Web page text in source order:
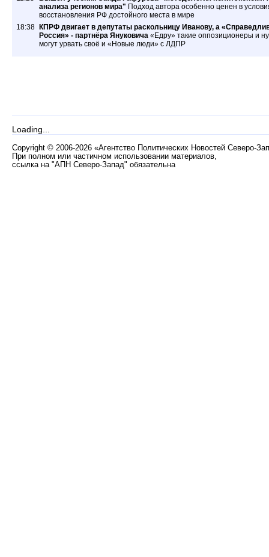
анализа регионов мира" Подход автора особенно ценен в
восстановления РФ достойного места в мире
18:38
КПРФ двигает в депутаты раскольницу Иванову, а
Россия» - партнёра Януковича «Едру» такие оппозиционеры и
могут урвать своё и «Новые люди» с ЛДПР
Loading...
Copyright © 2006-2026 «Агентство Политических Новостей Северо-
При полном или частичном использовании материалов,
ссылка на "АПН Северо-Запад" обязательна